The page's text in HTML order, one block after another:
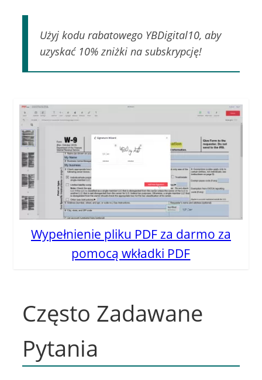
Użyj kodu rabatowego YBDigital10, aby
uzyskać 10% zniżki na subskrypcję!
Wypełnienie pliku PDF za darmo za
pomocą wkładki PDF
Często Zadawane
Pytania